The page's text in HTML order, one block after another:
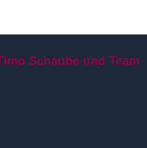
Schaube und Team